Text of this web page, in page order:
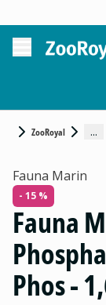
ZooRoyal ...
Fauna Marin
- 15 %
Fauna
Phos -